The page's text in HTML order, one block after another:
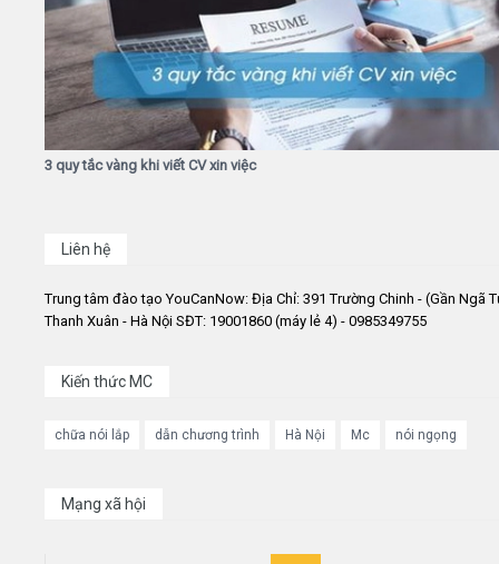
3 quy tắc vàng khi viết CV xin việc
Liên hệ
Trung tâm đào tạo YouCanNow: Địa Chỉ: 391 Trường Chinh - (Gần Ngã
Thanh Xuân - Hà Nội SĐT: 19001860 (máy lẻ 4) - 0985349755
Kiến thức MC
chữa nói lắp dẫn chương trình Hà Nội Mc nói ngọng
Mạng xã hội